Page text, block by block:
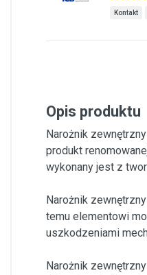
Kontakt
Opis produktu
Narożnik
produkt
wykonany jest z
Narożnik
temu elementowi
uszkodzeniami
Narożnik